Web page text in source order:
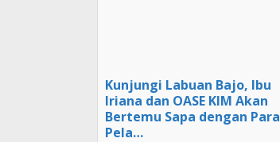
Kunjungi Labuan Bajo, Ibu
Iriana dan OASE KIM Akan
Bertemu Sapa dengan Para
Pela…